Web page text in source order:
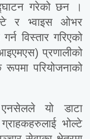
गरेको छन ।
र भ्वाइस ओभर
विस्तार गरिएको
प्रणालीको
परियोजनाको
यो डाटा
भोल्टे